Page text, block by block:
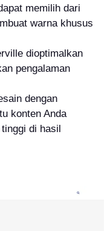
memilih dari
warna khusus
dioptimalkan
pengalaman
dengan
konten Anda
di hasil